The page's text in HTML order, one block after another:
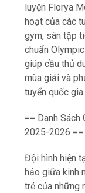
luyện Florya
hoạt của các
gym, sân tập
chuẩn
giúp cầu thủ
mùa giải và
tuyển quốc gia.
== Danh Sách
2025-2026 ==
Đội hình hiện
hảo giữa kinh
trẻ của những